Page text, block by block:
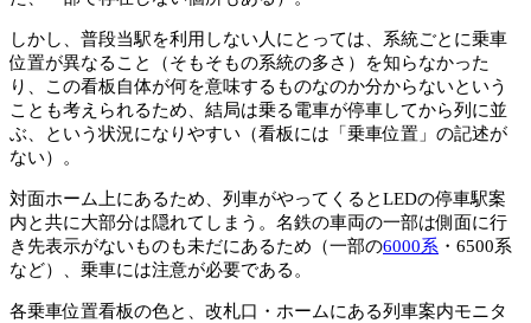
しかし、普段当駅を利用しない人にとっては、系統ごとに乗車
位置が異なること（そもそもの系統の多さ）を知らなかった
り、この看板自体が何を意味するものなのか分からないという
ことも考えられるため、結局は乗る電車が停車してから列に並
ぶ、という状況になりやすい（看板には「乗車位置」の記述が
ない）。
対面ホーム上にあるため、列車がやってくるとLEDの停車駅案
内と共に大部分は隠れてしまう。名鉄の車両の一部は側面に行
き先表示がないものも未だにあるため（一部の6000系 ・6500系
など）、乗車には注意が必要である。
各乗車位置看板の色と、改札口・ホームにある列車案内モニタ